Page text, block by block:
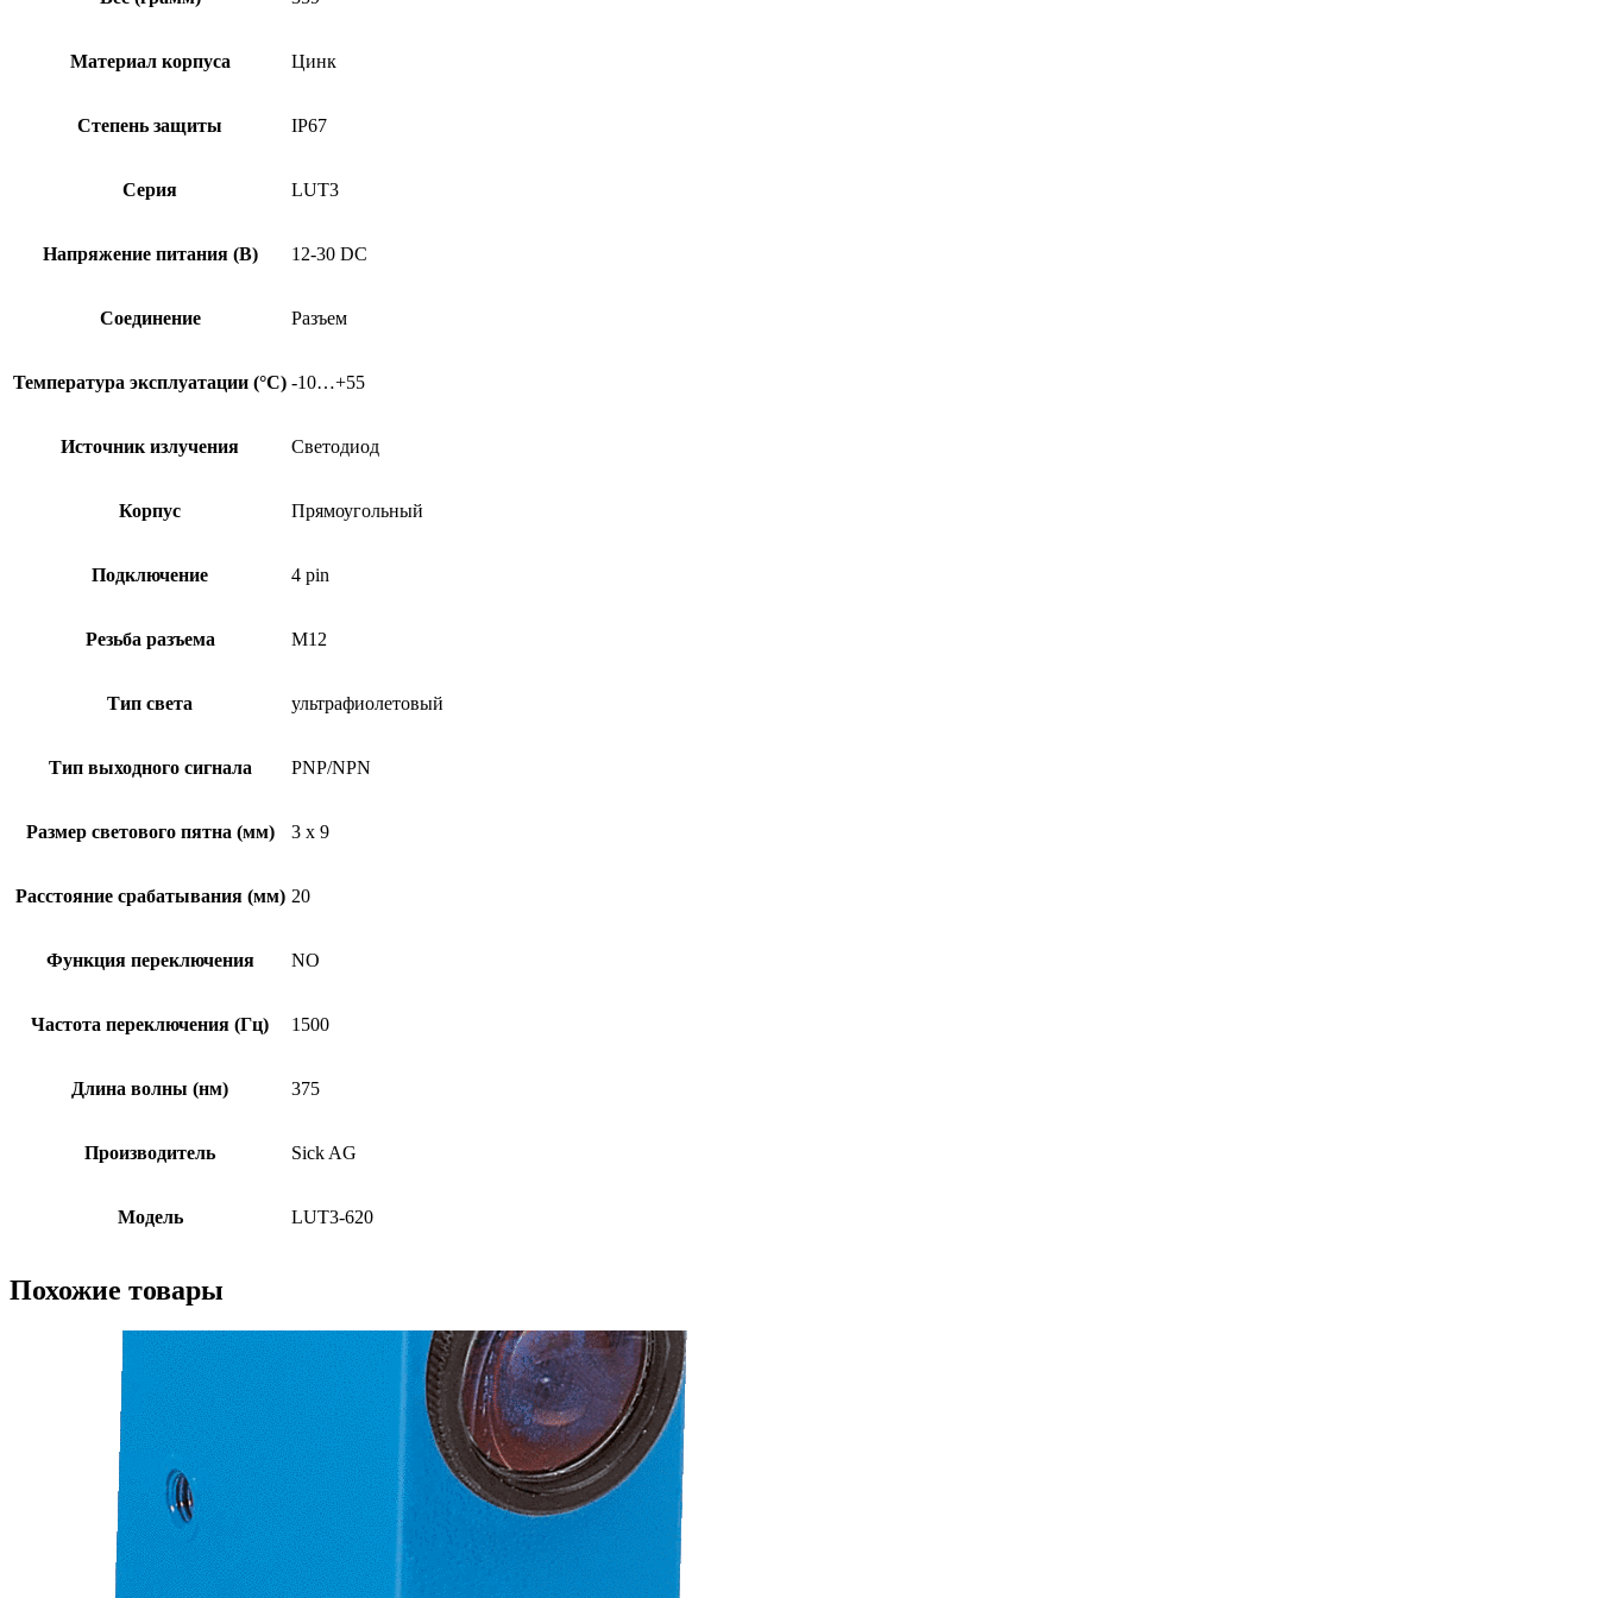
Материал корпуса Цинк
Степень защиты IP67
Серия LUT3
Напряжение питания (В) 12-30 DC
Соединение Разъем
Температура эксплуатации (°C) -10…+55
Источник излучения Светодиод
Корпус Прямоугольный
Подключение 4 pin
Резьба разъема M12
Тип света ультрафиолетовый
Тип выходного сигнала PNP/NPN
Размер светового пятна (мм) 3 x 9
Расстояние срабатывания (мм) 20
Функция переключения NO
Частота переключения (Гц) 1500
Длина волны (нм) 375
Производитель Sick AG
Модель LUT3-620
Похожие товары